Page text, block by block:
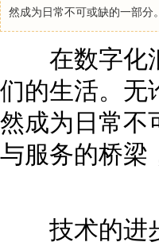
然成为日常不可或缺的一部分
在数字化浪
们的生活。无
然成为日常不
与服务的桥梁
技术的进步